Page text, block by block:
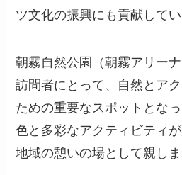
ツ文化の振興にも貢献してい
朝霧自然公園（朝霧アリー
訪問者にとって、自然とア
ための重要なスポットとな
色と多彩なアクティビティ
地域の憩いの場として親しま